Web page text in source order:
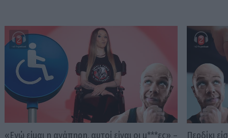
«Εγώ είμαι η ανάπηρη, αυτοί είναι οι μ***ες» –
Περδίκι